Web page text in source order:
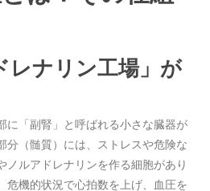
レナリン工場」が
に「副腎」と呼ばれる小さな臓器が
分（髄質）には、ストレスや危険な
ノルアドレナリンを作る細胞があり
危機的状況で心拍数を上げ、血圧を